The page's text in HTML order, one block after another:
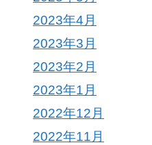
2023年4月
2023年3月
2023年2月
2023年1月
2022年12月
2022年11月